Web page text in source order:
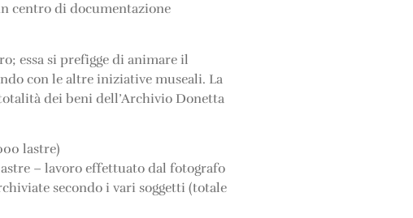
centro di documentazione
essa si prefigge di animare il
con le altre iniziative museali. La
dei beni dell’Archivio Donetta
lastre)
– lavoro effettuato dal fotografo
secondo i vari soggetti (totale